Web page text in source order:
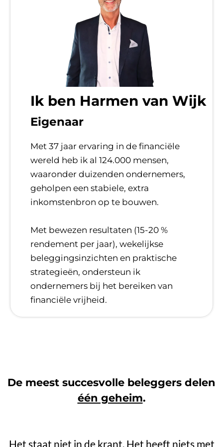
Ik ben Harmen van Wijk
Eigenaar
Met 37 jaar ervaring in de financiële
wereld heb ik al 124.000 mensen,
waaronder duizenden ondernemers,
geholpen een stabiele, extra
inkomstenbron op te bouwen.
​Met bewezen resultaten (15-20 %
rendement per jaar), wekelijkse
beleggingsinzichten en praktische
strategieën, ondersteun ik
ondernemers bij het bereiken van
financiële vrijheid.
De meest succesvolle beleggers delen
één geheim.
Het staat niet in de krant. Het heeft niets met